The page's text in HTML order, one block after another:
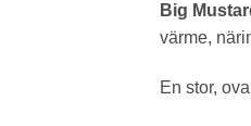
Big
värme,
En stor,